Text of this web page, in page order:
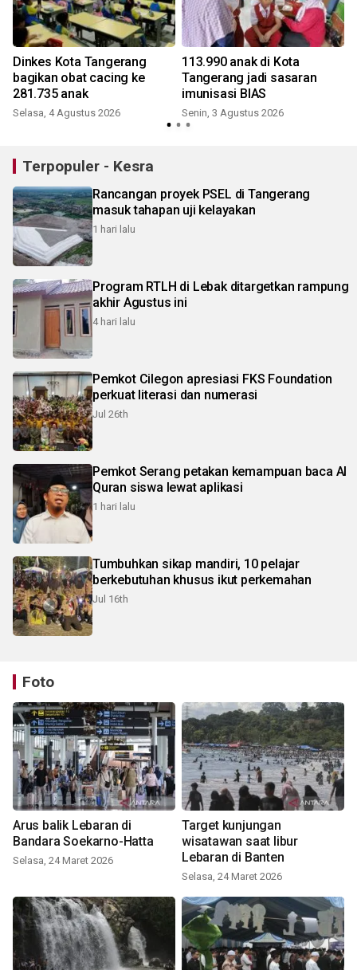
Dinkes Kota Tangerang
bagikan obat cacing ke
281.735 anak
Selasa, 4 Agustus 2026
113.990 anak di Kota
Tangerang jadi sasaran
imunisasi BIAS
Senin, 3 Agustus 2026
Terpopuler - Kesra
Rancangan proyek PSEL di Tangerang
masuk tahapan uji kelayakan
1 hari lalu
Program RTLH di Lebak ditargetkan rampung
akhir Agustus ini
4 hari lalu
Pemkot Cilegon apresiasi FKS Foundation
perkuat literasi dan numerasi
Jul 26th
Pemkot Serang petakan kemampuan baca Al
Quran siswa lewat aplikasi
1 hari lalu
Tumbuhkan sikap mandiri, 10 pelajar
berkebutuhan khusus ikut perkemahan
Jul 16th
Foto
Arus balik Lebaran di
Bandara Soekarno-Hatta
Selasa, 24 Maret 2026
Target kunjungan
wisatawan saat libur
Lebaran di Banten
Selasa, 24 Maret 2026